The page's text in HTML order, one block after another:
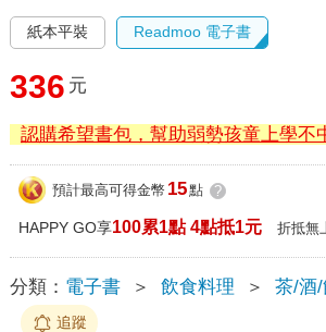
紙本平裝 Readmoo 電子書
336 元
認購希望書包，幫助弱勢孩童上學不
預計最高可得金幣 15點 ?
HAPPY GO享100累1點 4點抵1元 折抵無
分類： 電子書 ＞ 飲食料理 ＞ 茶/酒
追蹤